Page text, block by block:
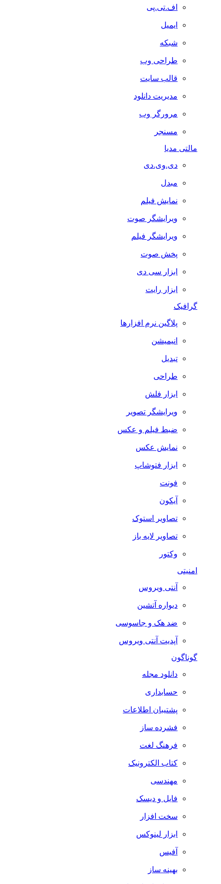
اف.تی.پی
ایمیل
شبکه
طراحی وب
قالب سایت
مدیریت دانلود
مرورگر وب
مسنجر
مالتی مدیا
دی.وی.دی
مبدل
نمایش فیلم
ویرایشگر صوت
ویرایشگر فیلم
پخش صوت
ابزار سی دی
ابزار رایت
گرافیک
پلاگین نرم افزارها
انیمیشن
تبدیل
طراحی
ابزار فلش
ویرایشگر تصویر
ضبط فيلم و عكس
نمایش عکس
ابزار فتوشاپ
فونت
آیکون
تصاویر استوک
تصاویر لایه باز
وکتور
آنتی ویروس
دیواره آتشین
ضد هک و جاسوسی
آپدیت آنتی ویروس
گوناگون
دانلود مجله
حسابداری
پشتیبان اطلاعات
فشرده ساز
فرهنگ لغت
کتاب الکترونیک
مهندسی
فایل و دیسک
سخت افزار
ابزار لینوکس
آفیس
بهینه ساز